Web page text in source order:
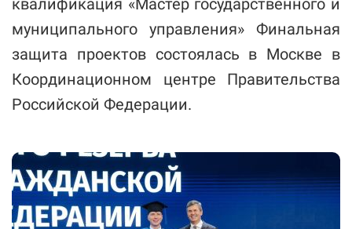
квалификация «Мастер государственного и
муниципального управления» Финальная
защита проектов состоялась в Москве в
Координационном центре Правительства
Российской Федерации.